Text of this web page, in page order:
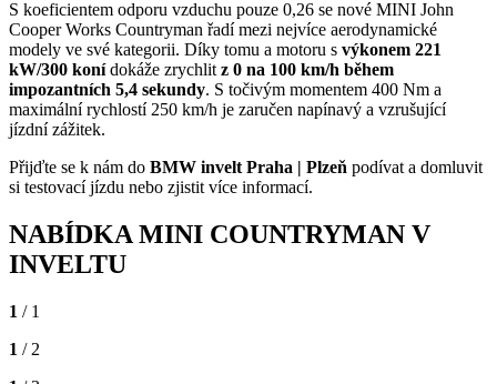
S koeficientem odporu vzduchu pouze 0,26 se nové MINI John
Cooper Works Countryman řadí mezi nejvíce aerodynamické
modely ve své kategorii. Díky tomu a motoru s výkonem 221
kW/300 konídokáže zrychlit z 0 na 100 km/h během
impozantních 5,4 sekundy. S točivým momentem 400 Nm a
maximální rychlostí 250 km/h je zaručen napínavý a vzrušující
jízdní zážitek.
Přijďte se k nám do BMW invelt Praha | Plzeň podívat a domluvit
si testovací jízdu nebo zjistit více informací.
NABÍDKA MINI COUNTRYMAN V
INVELTU
1 / 1
1 / 2